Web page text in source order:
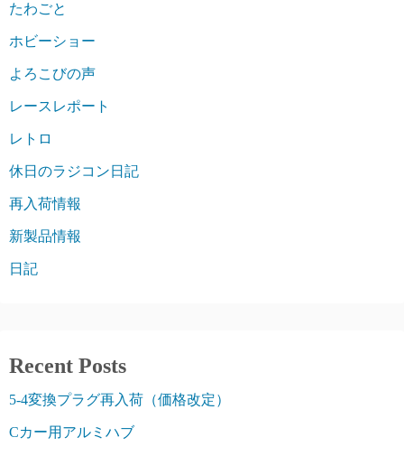
たわごと
ホビーショー
よろこびの声
レースレポート
レトロ
休日のラジコン日記
再入荷情報
新製品情報
日記
Recent Posts
5-4変換プラグ再入荷（価格改定）
Cカー用アルミハブ